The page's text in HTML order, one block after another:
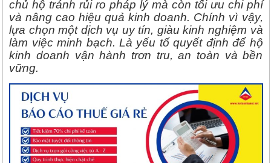
chủ hộ tránh rủi ro pháp lý mà còn tối ưu chi phí
và nâng cao hiệu quả kinh doanh. Chính vì vậy,
lựa chọn một dịch vụ uy tín, giàu kinh nghiệm và
làm việc minh bạch. Là yếu tố quyết định để hộ
kinh doanh vận hành trơn tru, an toàn và bền
vững.